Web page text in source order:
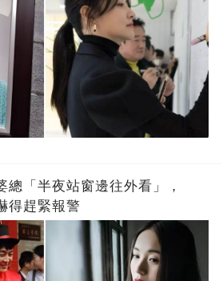
總「半夜站窗邊往外看」，
得趕緊報警